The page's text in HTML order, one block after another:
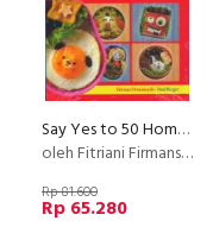
Say Yes to 50 Homemade Bento
oleh Fitriani Firmansyah - Food Blogger
Rp 81.600
Rp 65.280